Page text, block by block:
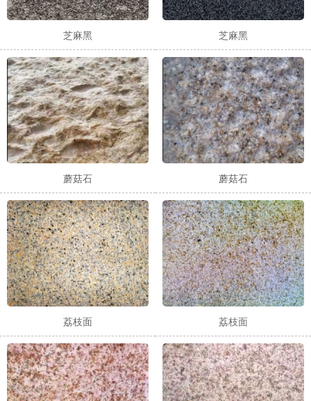
芝麻黑 芝麻黑
蘑菇石 蘑菇石
荔枝面 荔枝面